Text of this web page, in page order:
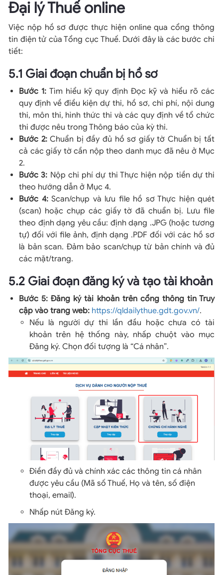
Đại lý Thuế online
Việc nộp hồ sơ được thực hiện online qua cổng thông
tin điện tử của Tổng cục Thuế. Dưới đây là các bước chi
tiết:
5.1 Giai đoạn chuẩn bị hồ sơ
Bước 1: Tìm hiểu kỹ quy định Đọc kỹ và hiểu rõ các
quy định về điều kiện dự thi, hồ sơ, chi phí, nội dung
thi, môn thi, hình thức thi và các quy định về tổ chức
thi được nêu trong Thông báo của kỳ thi.
Bước 2:Chuẩn bị đầy đủ hồ sơ giấy tờ Chuẩn bị tất
cả các giấy tờ cần nộp theo danh mục đã nêu ở Mục
2.
Bước 3: Nộp chi phí dự thi Thực hiện nộp tiền dự thi
theo hướng dẫn ở Mục 4.
Bước 4:Scan/chụp và lưu file hồ sơ Thực hiện quét
(scan) hoặc chụp các giấy tờ đã chuẩn bị. Lưu file
theo định dạng yêu cầu: định dạng .JPG (hoặc tương
tự) đối với file ảnh, định dạng .PDF đối với các hồ sơ
là bản scan. Đảm bảo scan/chụp từ bản chính và đủ
các mặt/trang.
5.2 Giai đoạn đăng ký và tạo tài khoản
Bước 5: Đăng ký tài khoản trên cổng thông tin Truy
cập vào trang web: https://qldailythue.gdt.gov.vn/.
Nếu là người dự thi lần đầu hoặc chưa có tài
khoản trên hệ thống này, nhấp chuột vào mục
Đăng ký. Chọn đối tượng là “Cá nhân”.
Điền đầy đủ và chính xác các thông tin cá nhân
được yêu cầu (Mã số Thuế, Họ và tên, số điện
thoại, email).
Nhấp nút Đăng ký.